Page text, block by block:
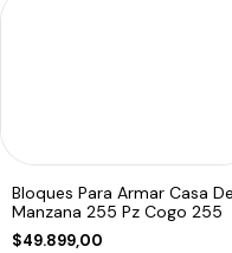
Bloques Para Armar Casa De
Manzana 255 Pz Cogo 255
$49.899,00